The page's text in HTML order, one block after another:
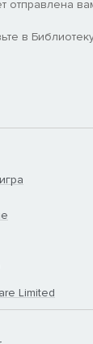
пищи или в
новых
отправлена
в
Limited